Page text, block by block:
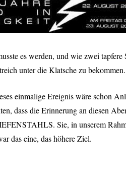
es werden, und wie zwei
unter die Klatsche zu bekommen.
einmalige Ereignis wäre schon
dass die Erinnerung an diesen
. Sie, in unserem
das eine, das höhere Ziel.